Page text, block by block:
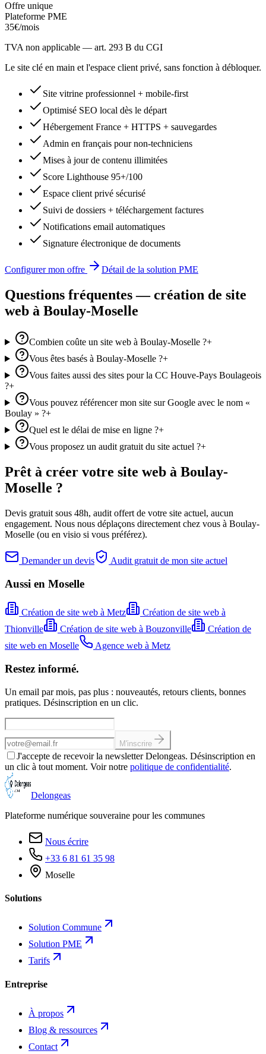
Offre unique
Plateforme PME
35€/mois
TVA non applicable — art. 293 B du CGI
Le site clé en main et l'espace client privé, sans fonction à débloquer.
Site vitrine professionnel + mobile-first
Optimisé SEO local dès le départ
Hébergement France + HTTPS + sauvegardes
Admin en français pour non-techniciens
Mises à jour de contenu illimitées
Score Lighthouse 95+/100
Espace client privé sécurisé
Suivi de dossiers + téléchargement factures
Notifications email automatiques
Signature électronique de documents
Configurer mon offre Détail de la solution PME
Questions fréquentes — création de site
web à Boulay-Moselle
Combien coûte un site web à Boulay-Moselle ?+
Vous êtes basés à Boulay-Moselle ?+
Vous faites aussi des sites pour la CC Houve-Pays Boulageois
?+
Vous pouvez référencer mon site sur Google avec le nom «
Boulay » ?+
Quel est le délai de mise en ligne ?+
Vous proposez un audit gratuit du site actuel ?+
Prêt à créer votre site web à Boulay-
Moselle ?
Devis gratuit sous 48h, audit offert de votre site actuel, aucun
engagement. Nous nous déplaçons directement chez vous à Boulay-
Moselle (ou en visio si vous préférez).
Demander un devis Audit gratuit de mon site actuel
Aussi en Moselle
Création de site web à Metz Création de site web à
Thionville
Création de site web à Bouzonville
Création de
site web en Moselle Agence web à Metz
Restez informé.
Un email par mois, pas plus : nouveautés, retours clients, bonnes
pratiques. Désinscription en un clic.
M'inscrire
J'accepte de recevoir la newsletter Delongeas. Désinscription en
un clic à tout moment. Voir notre politique de confidentialité.
Delongeas
Plateforme numérique souveraine pour les communes
Nous écrire
+33 6 81 61 35 98
Moselle
Solutions
Solution Commune
Solution PME
Tarifs
Entreprise
À propos
Blog & ressources
Contact